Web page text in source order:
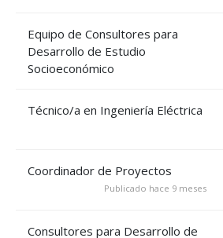
Equipo de Consultores para
Desarrollo de Estudio
Socioeconómico
Técnico/a en Ingeniería Eléctrica
Coordinador de Proyectos
Publicado hace 9 meses
Consultores para Desarrollo de